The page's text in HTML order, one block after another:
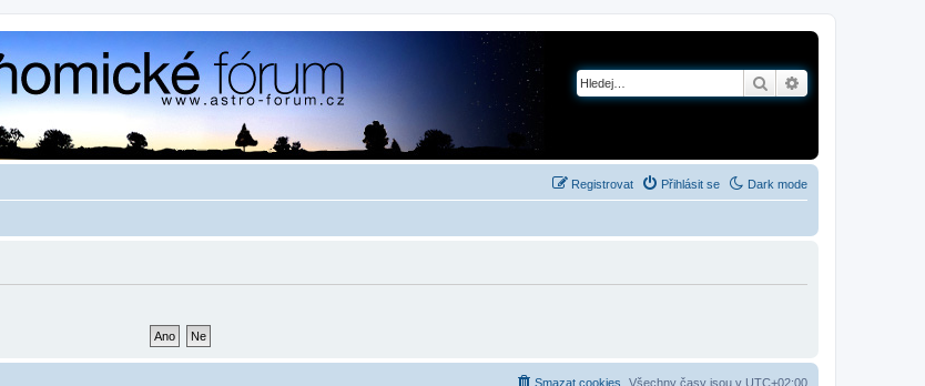
Hledat
Dark mode
Přihlásit se
Registrovat
Všechny časy jsou v UTC+02:00
Smazat cookies